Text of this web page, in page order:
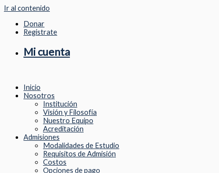
Ir al contenido
Donar
Registrate
Mi cuenta
Inicio
Nosotros
Institución
Visión y Filosofía
Nuestro Equipo
Acreditación
Admisiones
Modalidades de Estudio
Requisitos de Admisión
Costos
Opciones de pago